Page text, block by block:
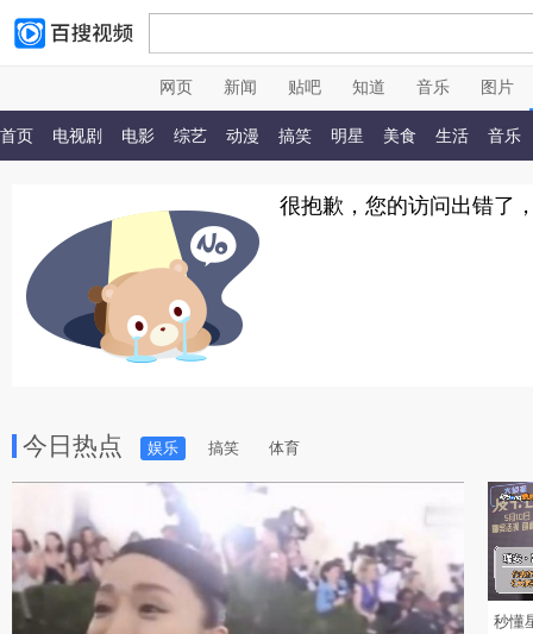
网页 新闻 贴吧 知道 音乐 图片
首页 电视剧 电影 综艺 动漫 搞笑 明星 美食 生活 音乐
很抱歉，您的访问出错了
今日热点 娱乐 搞笑 体育
秒懂